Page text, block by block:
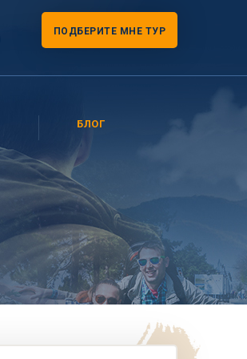
ПОДБЕРИТЕ МНЕ ТУР
БЛОГ